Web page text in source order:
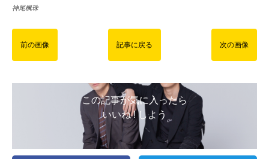
神尾楓珠
前の画像 記事に戻る 次の画像
この記事が気に入ったら
いいね ! しよう